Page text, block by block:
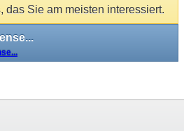
das Sie am meisten interessiert.